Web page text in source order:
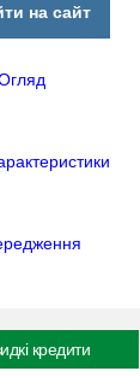
на сайт
кредити